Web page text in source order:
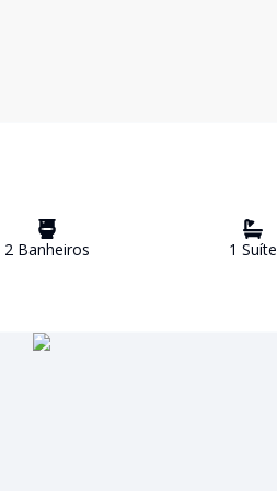
2 Banheiros 1 Suíte